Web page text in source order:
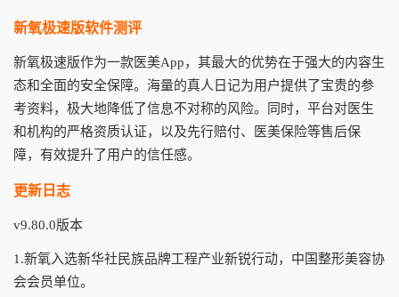
新氧极速版软件测评
新氧极速版作为一款医美App，其最大的优势在于强大的内容生
态和全面的安全保障。海量的真人日记为用户提供了宝贵的参
考资料，极大地降低了信息不对称的风险。同时，平台对医生
和机构的严格资质认证，以及先行赔付、医美保险等售后保
障，有效提升了用户的信任感。
更新日志
v9.80.0版本
1.新氧入选新华社民族品牌工程产业新锐行动，中国整形美容协
会会员单位。